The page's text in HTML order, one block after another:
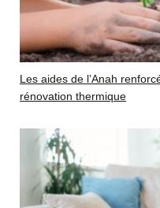
Les aides de l’Anah
rénovation thermique